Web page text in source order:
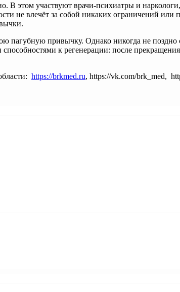
В этом участвуют врачи-психиатры и
не влечёт за собой никаких ограничений или
пагубную привычку. Однако никогда не
к регенерации: после
https://brkmed.ru, https://vk.com/brk_med,